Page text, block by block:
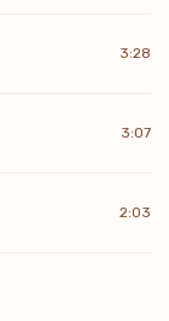
3:28
3:07
2:03